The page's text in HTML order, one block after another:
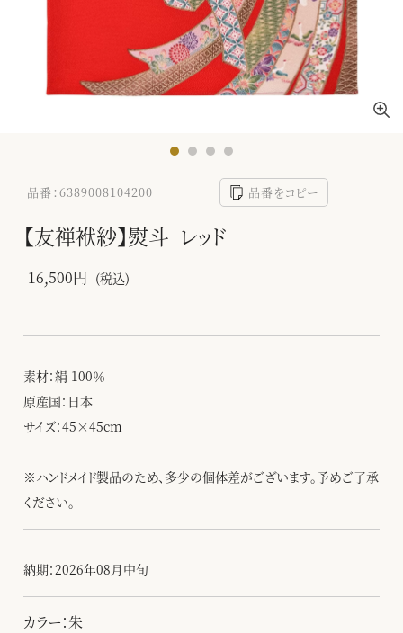
品番：6389008104200 品番をコピー
【友禅袱紗】熨斗｜レッド
16,500円 (税込)
素材：絹 100％
原産国：日本
サイズ：45×45cm
※ハンドメイド製品のため、多少の個体差がございます。予めご了承
ください。
納期：2026年08月中旬
カラー：朱